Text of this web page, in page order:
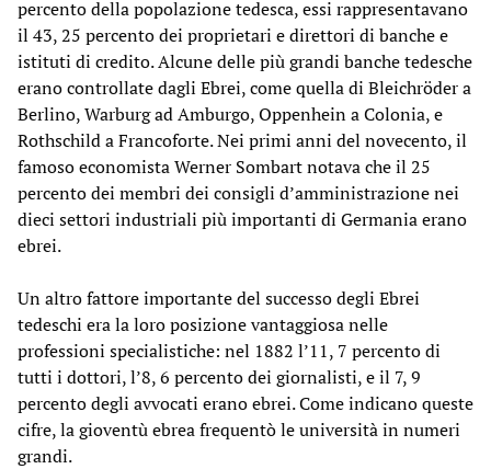
percento della popolazione tedesca, essi rappresentavano
il 43, 25 percento dei proprietari e direttori di banche e
istituti di credito. Alcune delle più grandi banche tedesche
erano controllate dagli Ebrei, come quella di Bleichröder a
Berlino, Warburg ad Amburgo, Oppenhein a Colonia, e
Rothschild a Francoforte. Nei primi anni del novecento, il
famoso economista Werner Sombart notava che il 25
percento dei membri dei consigli d’amministrazione nei
dieci settori industriali più importanti di Germania erano
ebrei.
Un altro fattore importante del successo degli Ebrei
tedeschi era la loro posizione vantaggiosa nelle
professioni specialistiche: nel 1882 l’11, 7 percento di
tutti i dottori, l’8, 6 percento dei giornalisti, e il 7, 9
percento degli avvocati erano ebrei. Come indicano queste
cifre, la gioventù ebrea frequentò le università in numeri
grandi.